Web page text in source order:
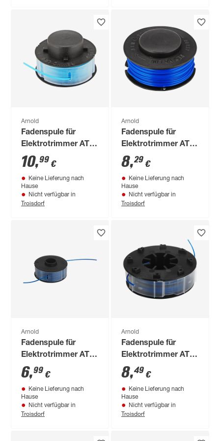
Arnold
Fadenspule für
Elektrotrimmer AT
10.2
10,99 €
Keine Lieferung nach
Hause
Nicht verfügbar in
Troisdorf
Arnold
Fadenspule für
Elektrotrimmer AT
3.5
8,29 €
Keine Lieferung nach
Hause
Nicht verfügbar in
Troisdorf
Arnold
Fadenspule für
Elektrotrimmer AT
5.3
6,99 €
Keine Lieferung nach
Hause
Nicht verfügbar in
Troisdorf
Arnold
Fadenspule für
Elektrotrimmer AT
7.3
8,49 €
Keine Lieferung nach
Hause
Nicht verfügbar in
Troisdorf